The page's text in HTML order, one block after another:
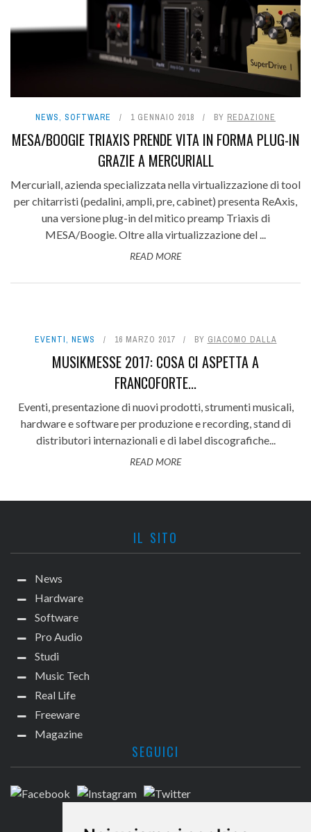
NEWS, SOFTWARE 1 GENNAIO 2018 BY REDAZIONE
MESA/BOOGIE TRIAXIS PRENDE VITA IN FORMA PLUG-IN
GRAZIE A MERCURIALL
Mercuriall, azienda specializzata nella virtualizzazione di tool
per chitarristi (pedalini, ampli, pre, cabinet) presenta ReAxis,
una versione plug-in del mitico preamp Triaxis di
MESA/Boogie. Oltre alla virtualizzazione del ...
READ MORE
EVENTI, NEWS 16 MARZO 2017 BY GIACOMO DALLA
MUSIKMESSE 2017: COSA CI ASPETTA A
FRANCOFORTE...
Eventi, presentazione di nuovi prodotti, strumenti musicali,
hardware e software per produzione e recording, stand di
distributori internazionali e di label discografiche...
READ MORE
IL SITO
News
Hardware
Software
Pro Audio
Studi
Music Tech
Real Life
Freeware
Magazine
SEGUICI
CONTATTACI